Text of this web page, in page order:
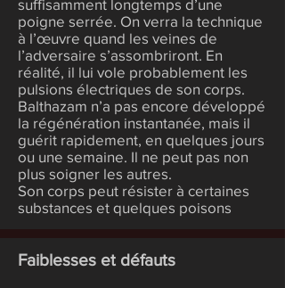
suffisamment longtemps d’une
poigne serrée. On verra la technique
à l’œuvre quand les veines de
l’adversaire s’assombriront. En
réalité, il lui vole probablement les
pulsions électriques de son corps.
Balthazam n’a pas encore développé
la régénération instantanée, mais il
guérit rapidement, en quelques jours
ou une semaine. Il ne peut pas non
plus soigner les autres.
Son corps peut résister à certaines
substances et quelques poisons
Faiblesses et défauts